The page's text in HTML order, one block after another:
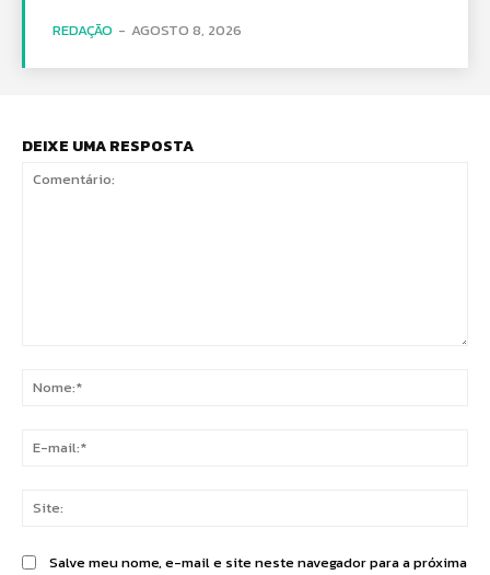
REDAÇÃO - AGOSTO 8, 2026
DEIXE UMA RESPOSTA
Salve meu nome, e-mail e site neste navegador para a próxima